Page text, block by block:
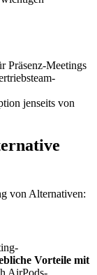
Präsenz-Meetings
jenseits von
von Alternativen:
Vorteile mit